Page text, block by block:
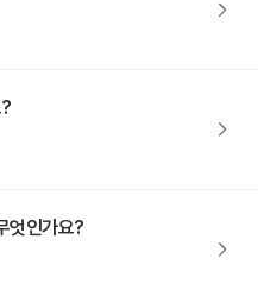
엇인가요?